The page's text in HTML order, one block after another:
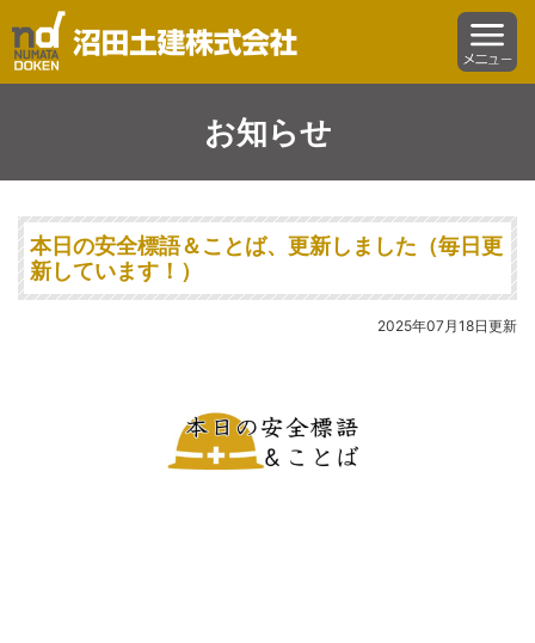
沼田土建株式会社 menu
お知らせ
本日の安全標語＆ことば、更新しました（毎日更
新しています！）
2025年07月18日更新